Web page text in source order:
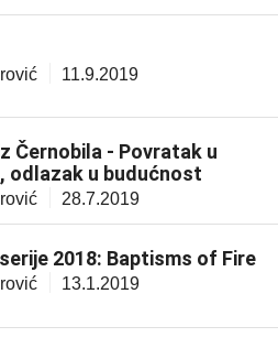
11.9.2019
Černobila - Povratak u
odlazak u budućnost
28.7.2019
2018: Baptisms of Fire
13.1.2019